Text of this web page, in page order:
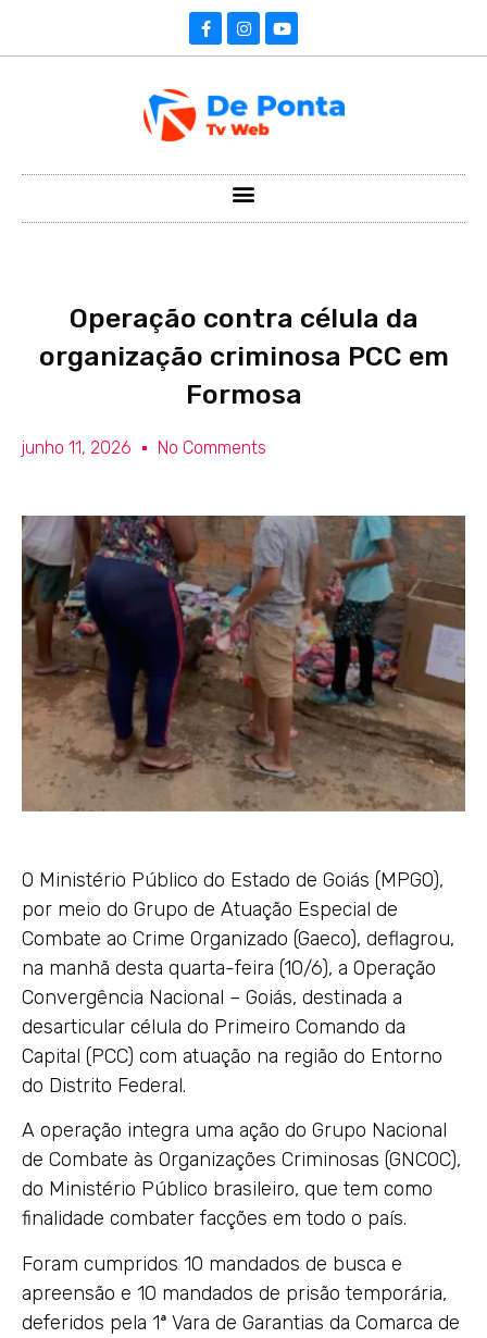
Operação contra célula da
organização criminosa PCC em
Formosa
junho 11, 2026 No Comments
O Ministério Público do Estado de Goiás (MPGO),
por meio do Grupo de Atuação Especial de
Combate ao Crime Organizado (Gaeco), deflagrou,
na manhã desta quarta-feira (10/6), a Operação
Convergência Nacional – Goiás, destinada a
desarticular célula do Primeiro Comando da
Capital (PCC) com atuação na região do Entorno
do Distrito Federal.
A operação integra uma ação do Grupo Nacional
de Combate às Organizações Criminosas (GNCOC),
do Ministério Público brasileiro, que tem como
finalidade combater facções em todo o país.
Foram cumpridos 10 mandados de busca e
apreensão e 10 mandados de prisão temporária,
deferidos pela 1ª Vara de Garantias da Comarca de